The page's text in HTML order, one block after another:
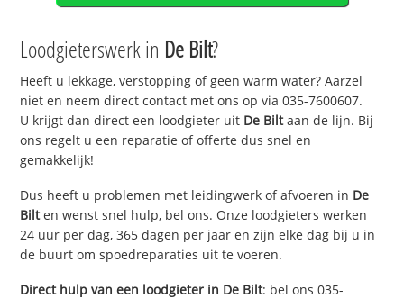
Loodgieterswerk in De Bilt?
Heeft u lekkage, verstopping of geen warm water? Aarzel
niet en neem direct contact met ons op via 035-7600607.
U krijgt dan direct een loodgieter uit De Biltaan de lijn. Bij
ons regelt u een reparatie of offerte dus snel en
gemakkelijk!
Dus heeft u problemen met leidingwerk of afvoeren in De
Bilten wenst snel hulp, bel ons. Onze loodgieters werken
24 uur per dag, 365 dagen per jaar en zijn elke dag bij u in
de buurt om spoedreparaties uit te voeren.
Direct hulp van een loodgieter in De Bilt: bel ons 035-